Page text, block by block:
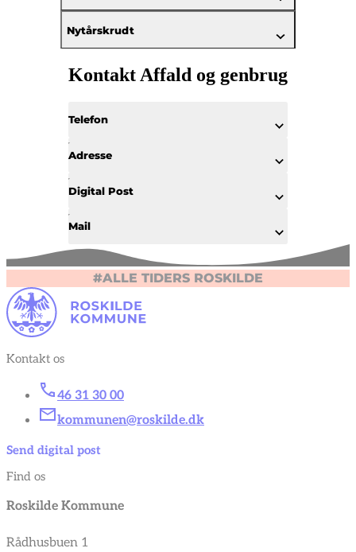
Nytårskrudt
Kontakt Affald og genbrug
Telefon
Adresse
Digital Post
Mail
#ALLE TIDERS ROSKILDE
Kontakt os
46 31 30 00
kommunen@roskilde.dk
Send digital post
Find os
Roskilde Kommune
Rådhusbuen 1